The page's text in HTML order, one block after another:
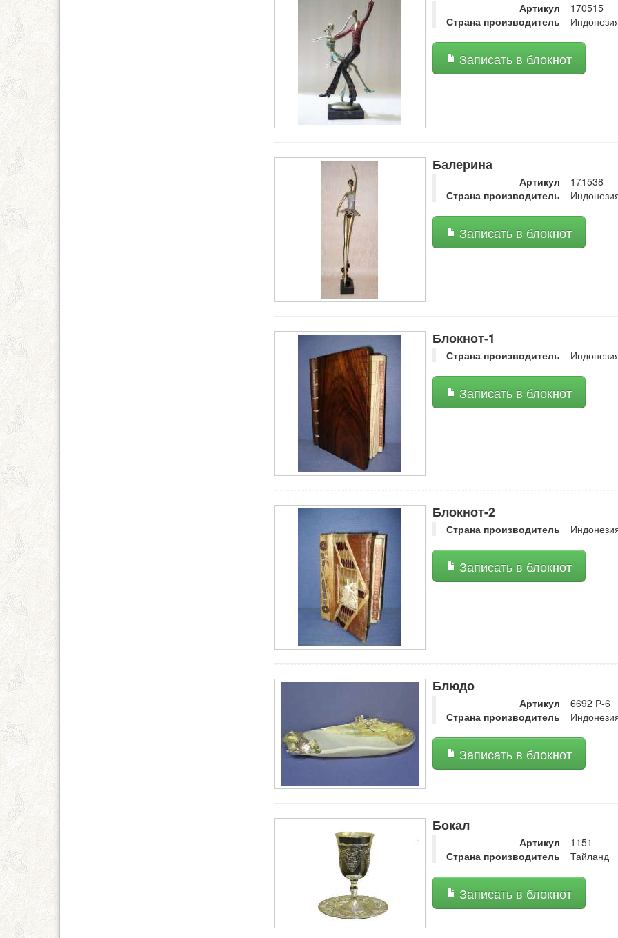
Артикул
170515
Страна производитель
Записать в блокнот
Балерина
Артикул
171538
Страна производитель
Записать в блокнот
Блокнот-1
Страна производитель
Записать в блокнот
Блокнот-2
Страна производитель
Записать в блокнот
Блюдо
Артикул
6692 Р-6
Страна производитель
Записать в блокнот
Бокал
Артикул
1151
Страна производитель
Тайланд
Записать в блокнот